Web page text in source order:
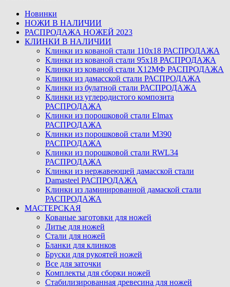
Новинки
НОЖИ В НАЛИЧИИ
РАСПРОДАЖА НОЖЕЙ 2023
КЛИНКИ В НАЛИЧИИ
Клинки из кованой стали 110х18 РАСПРОДАЖА
Клинки из кованой стали 95х18 РАСПРОДАЖА
Клинки из кованой стали Х12МФ РАСПРОДАЖА
Клинки из дамасской стали РАСПРОДАЖА
Клинки из булатной стали РАСПРОДАЖА
Клинки из углеродистого композита
РАСПРОДАЖА
Клинки из порошковой стали Elmax
РАСПРОДАЖА
Клинки из порошковой стали M390
РАСПРОДАЖА
Клинки из порошковой стали RWL34
РАСПРОДАЖА
Клинки из нержавеющей дамасской стали
Damasteel РАСПРОДАЖА
Клинки из ламинированной дамаской стали
РАСПРОДАЖА
МАСТЕРСКАЯ
Кованые заготовки для ножей
Литье для ножей
Стали для ножей
Бланки для клинков
Бруски для рукоятей ножей
Все для заточки
Комплекты для сборки ножей
Стабилизированная древесина для ножей